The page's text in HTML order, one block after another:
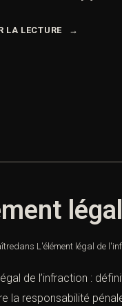
LA LECTURE
dans L'élément légal de
de l’infraction :
la responsabilité